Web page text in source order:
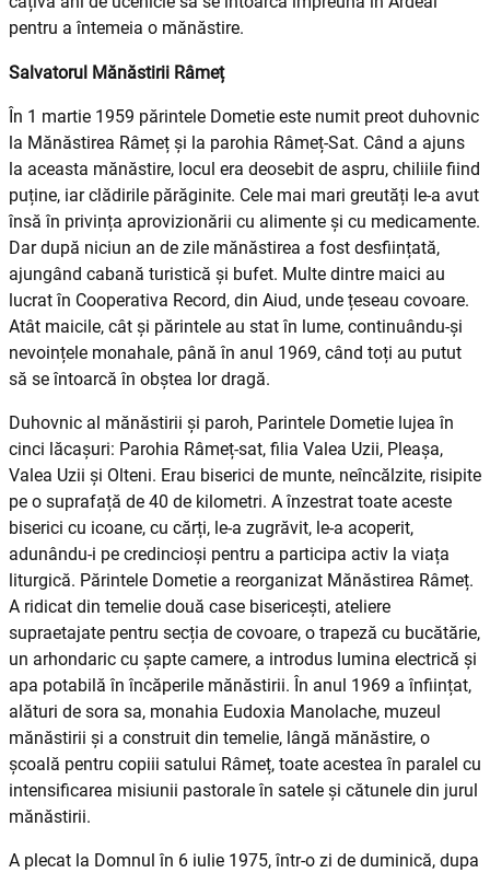
pentru a întemeia o mănăstire.
Salvatorul Mănăstirii Râmeț
În 1 martie 1959 părintele Dometie este numit preot duhovnic
la Mănăstirea Râmeț și la parohia Râmeț-Sat. Când a ajuns
la aceasta mănăstire, locul era deosebit de aspru, chiliile fiind
puține, iar clădirile părăginite. Cele mai mari greutăți le-a avut
însă în privința aprovizionării cu alimente și cu medicamente.
Dar după niciun an de zile mănăstirea a fost desființată,
ajungând cabană turistică și bufet. Multe dintre maici au
lucrat în Cooperativa Record, din Aiud, unde țeseau covoare.
Atât maicile, cât și părintele au stat în lume, continuându-și
nevoințele monahale, până în anul 1969, când toți au putut
să se întoarcă în obștea lor dragă.
Duhovnic al mănăstirii şi paroh, Parintele Dometie lujea în
cinci lăcaşuri: Parohia Râmeț-sat, filia Valea Uzii, Pleașa,
Valea Uzii și Olteni. Erau biserici de munte, neîncălzite, risipite
pe o suprafață de 40 de kilometri. A înzestrat toate aceste
biserici cu icoane, cu cărți, le-a zugrăvit, le-a acoperit,
adunându-i pe credin­cioși pentru a participa activ la viața
liturgică. Părintele Dometie a reorganizat Mănăstirea Râmeț.
A ridicat din temelie două case bise­ricești, ateliere
supraetajate pentru secția de covoare, o trapeză cu bucătărie,
un arhondaric cu șapte camere, a in­tro­dus lumina electrică și
apa potabilă în încăperile mănăstirii. În anul 1969 a înființat,
alături de sora sa, monahia Eudoxia Manolache, muzeul
mănăstirii și a cons­truit din temelie, lângă mănăstire, o
școală pentru copiii satului Râmeț, toate acestea în paralel cu
intensificarea misiunii pastorale în satele și cătunele din jurul
mănăstirii.
A plecat la Domnul în 6 iulie 1975, într-o zi de duminică, dupa